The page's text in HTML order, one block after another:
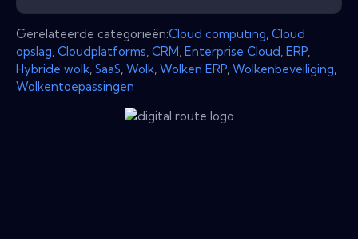
Gerelateerde categorieën:Cloud computing Cloud
opslag Cloudplatforms CRM Enterprise Cloud ERP
Hybride wolk SaaS Wolk Wolken ERP Wolkenbeveiliging
Wolkentoepassingen